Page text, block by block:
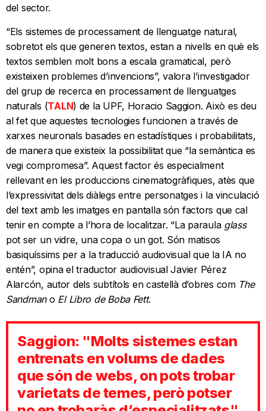
del sector.
“Els sistemes de processament de llenguatge natural,
sobretot els que generen textos, estan a nivells en què els
textos semblen molt bons a escala gramatical, però
existeixen problemes d’invencions”, valora l’investigador
del grup de recerca en processament de llenguatges
naturals (TALN) de la UPF, Horacio Saggion. Això es deu
al fet que aquestes tecnologies funcionen a través de
xarxes neuronals basades en estadístiques i probabilitats,
de manera que existeix la possibilitat que “la semàntica es
vegi compromesa”. Aquest factor és especialment
rellevant en les produccions cinematogràfiques, atès que
l’expressivitat dels diàlegs entre personatges i la vinculació
del text amb les imatges en pantalla són factors que cal
tenir en compte a l’hora de localitzar. “La paraula glass
pot ser un vidre, una copa o un got. Són matisos
basiquíssims per a la traducció audiovisual que la IA no
entén”, opina el traductor audiovisual Javier Pérez
Alarcón, autor dels subtítols en castellà d’obres com The
Sandmano El Libro de Boba Fett.
Saggion: "Molts sistemes estan
entrenats en volums de dades
que són de webs, on pots trobar
varietats de temes, però potser